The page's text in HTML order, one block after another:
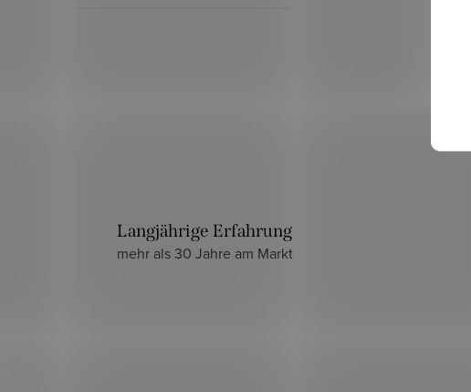
Langjährige Erfahrung
mehr als 30 Jahre am Markt